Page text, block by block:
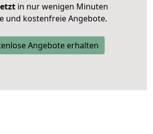
in nur wenigen Minuten
und kostenfreie Angebote.
Angebote erhalten